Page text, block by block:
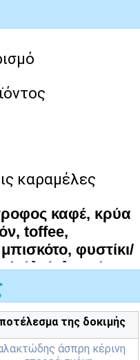
καραμέλες
καφέ, κρύα
toffee,
φυστίκι/
λουκάνικα,
της δοκιμής
άσπρη κέρινη